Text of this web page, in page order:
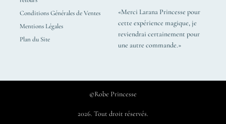
Conditions Générales de Ventes
Mentions Légales
Plan du Site
«Merci Larana Princesse pour
cette expérience magique, je
reviendrai certainement pour
une autre commande.»
©Robe Princesse
2026. Tout droit réservés.